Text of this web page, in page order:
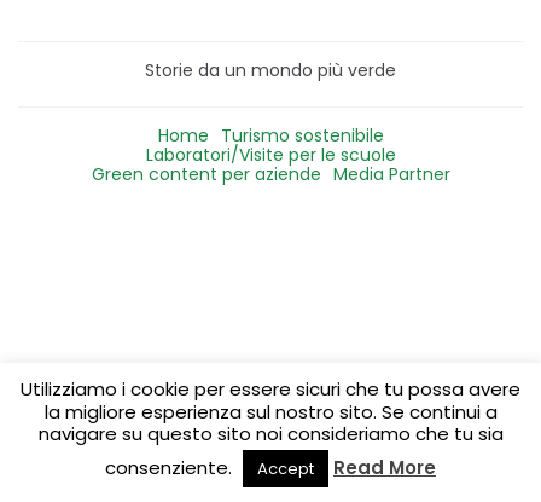
Storie da un mondo più verde
Home Turismo sostenibile
Laboratori/Visite per le scuole
Green content per aziende Media Partner
Utilizziamo i cookie per essere sicuri che tu possa avere
la migliore esperienza sul nostro sito. Se continui a
navigare su questo sito noi consideriamo che tu sia
consenziente.
Accept Read More